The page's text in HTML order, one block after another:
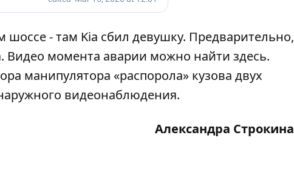
шоссе - там Kia сбил девушку. Предварительно,
Видео момента аварии можно найти здесь.
манипулятора «распорола» кузова двух
видеонаблюдения.
Александра Строкина